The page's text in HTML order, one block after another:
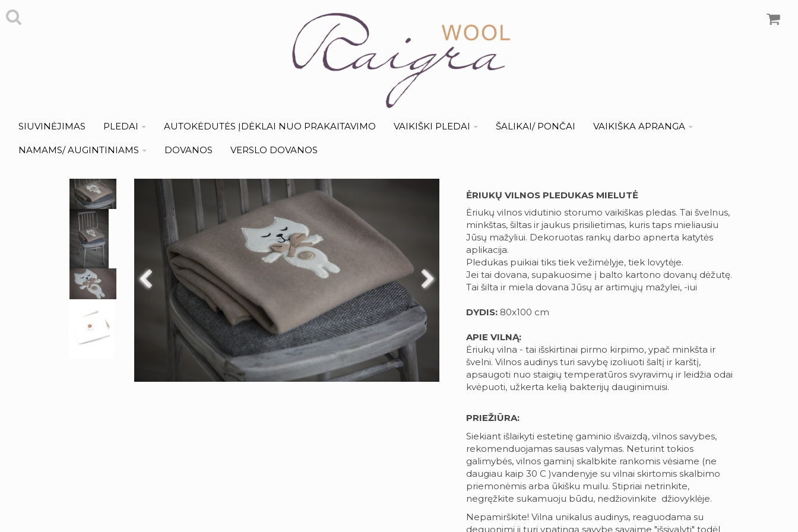
SIUVINĖJIMAS PLEDAI AUTOKĖDUTĖS ĮDĖKLAI NUO PRAKAITAVIMO VAIKIŠKI PLEDAI ŠALIKAI/ PONČAI VAIKIŠKA APRANGA
NAMAMS/ AUGINTINIAMS DOVANOS VERSLO DOVANOS
ĖRIUKŲ VILNOS PLEDUKAS MIELUTĖ
Ėriukų vilnos vidutinio storumo vaikiškas pledas. Tai švelnus,
minkštas, šiltas ir jaukus prisilietimas, kuris taps mieliausiu
Jūsų mažyliui. Dekoruotas rankų darbo apnerta katytės
aplikacija.
Pledukas puikiai tiks tiek vežimėlyje, tiek lovytėje.
Jei tai dovana, supakuosime į balto kartono dovanų dėžutę.
Tai šilta ir miela dovana Jūsų ar artimųjų mažylei, -iui
DYDIS:80x100 cm
APIE VILNĄ:
Ėriukų vilna - tai išskirtinai pirmo kirpimo, ypač minkšta ir
švelni. Vilnos audinys turi savybę izoliuoti šaltį ir karštį,
apsaugoti nuo staigių temperatūros svyravimų ir leidžia odai
kvėpuoti, užkerta kelią bakterijų dauginimuisi.
PRIEŽIŪRA:
Siekiant išlaikyti estetinę gaminio išvaizdą, vilnos savybes,
rekomenduojamas sausas valymas. Neturint tokios
galimybės, vilnos gaminį skalbkite rankomis vėsiame (ne
daugiau kaip 30 C )vandenyje su vilnai skirtomis skalbimo
priemonėmis arba ūkišku muilu. Stipriai netrinkite,
negręžkite sukamuoju būdu, nedžiovinkite džiovyklėje.
Nepamirškite! Vilna unikalus audinys, reaguodama su
deguonimi ji turi ypatingą savybę savaime "išsivalyti" todėl